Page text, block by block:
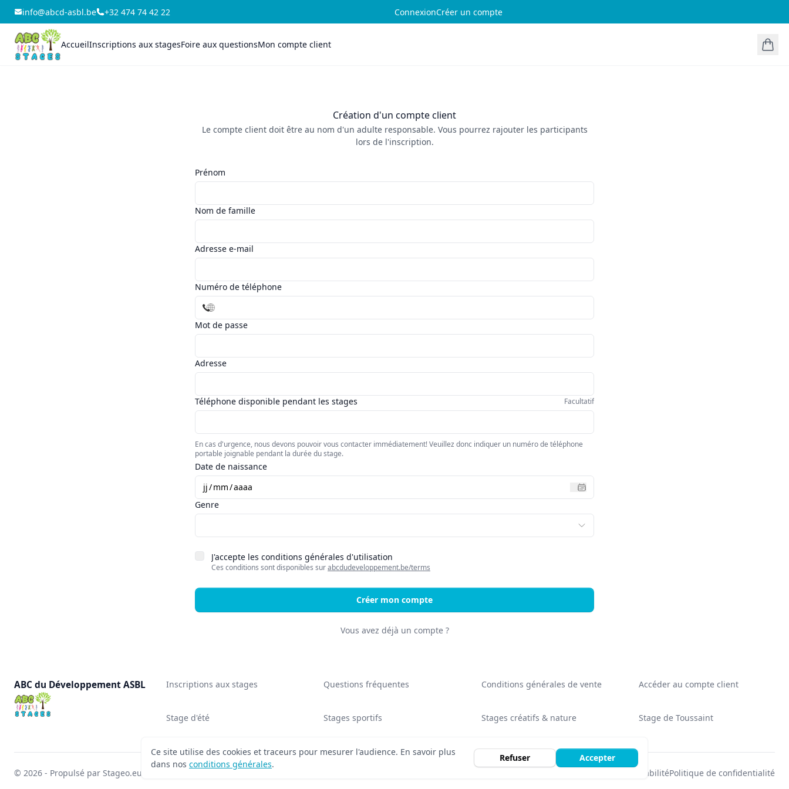
info@abcd-asbl.be +32 474 74 42 22 ConnexionCréer un compte
AccueilInscriptions aux stagesFoire aux questionsMon compte client
Création d'un compte client
Le compte client doit être au nom d'un adulte responsable. Vous pourrez rajouter les participants
lors de l'inscription.
Prénom
Nom de famille
Adresse e-mail
Numéro de téléphone
Mot de passe
Adresse
Téléphone disponible pendant les stages Facultatif
En cas d'urgence, nous devons pouvoir vous contacter immédiatement! Veuillez donc indiquer un numéro de téléphone
portable joignable pendant la durée du stage.
Date de naissance
jj/mm/aaaa
Genre
J'accepte les conditions générales d'utilisation
Ces conditions sont disponibles surabcdudeveloppement.be/terms
Créer mon compte
Vous avez déjà un compte ?
ABC du Développement ASBL Inscriptions aux stages Questions fréquentes Conditions générales de vente Accéder au compte client
Stage d'été Stages sportifs Stages créatifs & nature Stage de Toussaint
© 2026 - Propulsé par Stageo.eu Non-responsabilitéPolitique de confidentialité
Ce site utilise des cookies et traceurs pour mesurer l'audience. En savoir plus
dans nos conditions générales.
Refuser Accepter